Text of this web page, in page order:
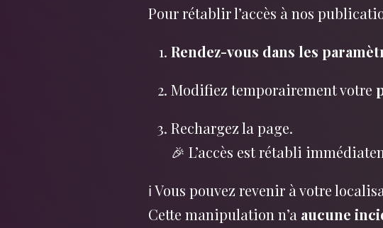
Pour rétablir l’accès à nos
Rendez-vous dans les
Modifiez temporairement votre
Rechargez la page.
🎉 L’accès est rétabli
ℹ️ Vous pouvez revenir à votre
Cette manipulation n’a aucune